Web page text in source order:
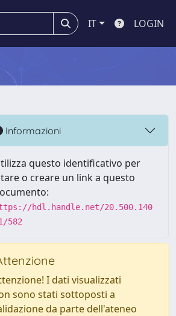
IT LOGIN
Informazioni
questo identificativo per
o creare un link a questo
hdl.handle.net/20.500.140
582
I dati visualizzati
sono stati sottoposti a
da parte dell'ateneo